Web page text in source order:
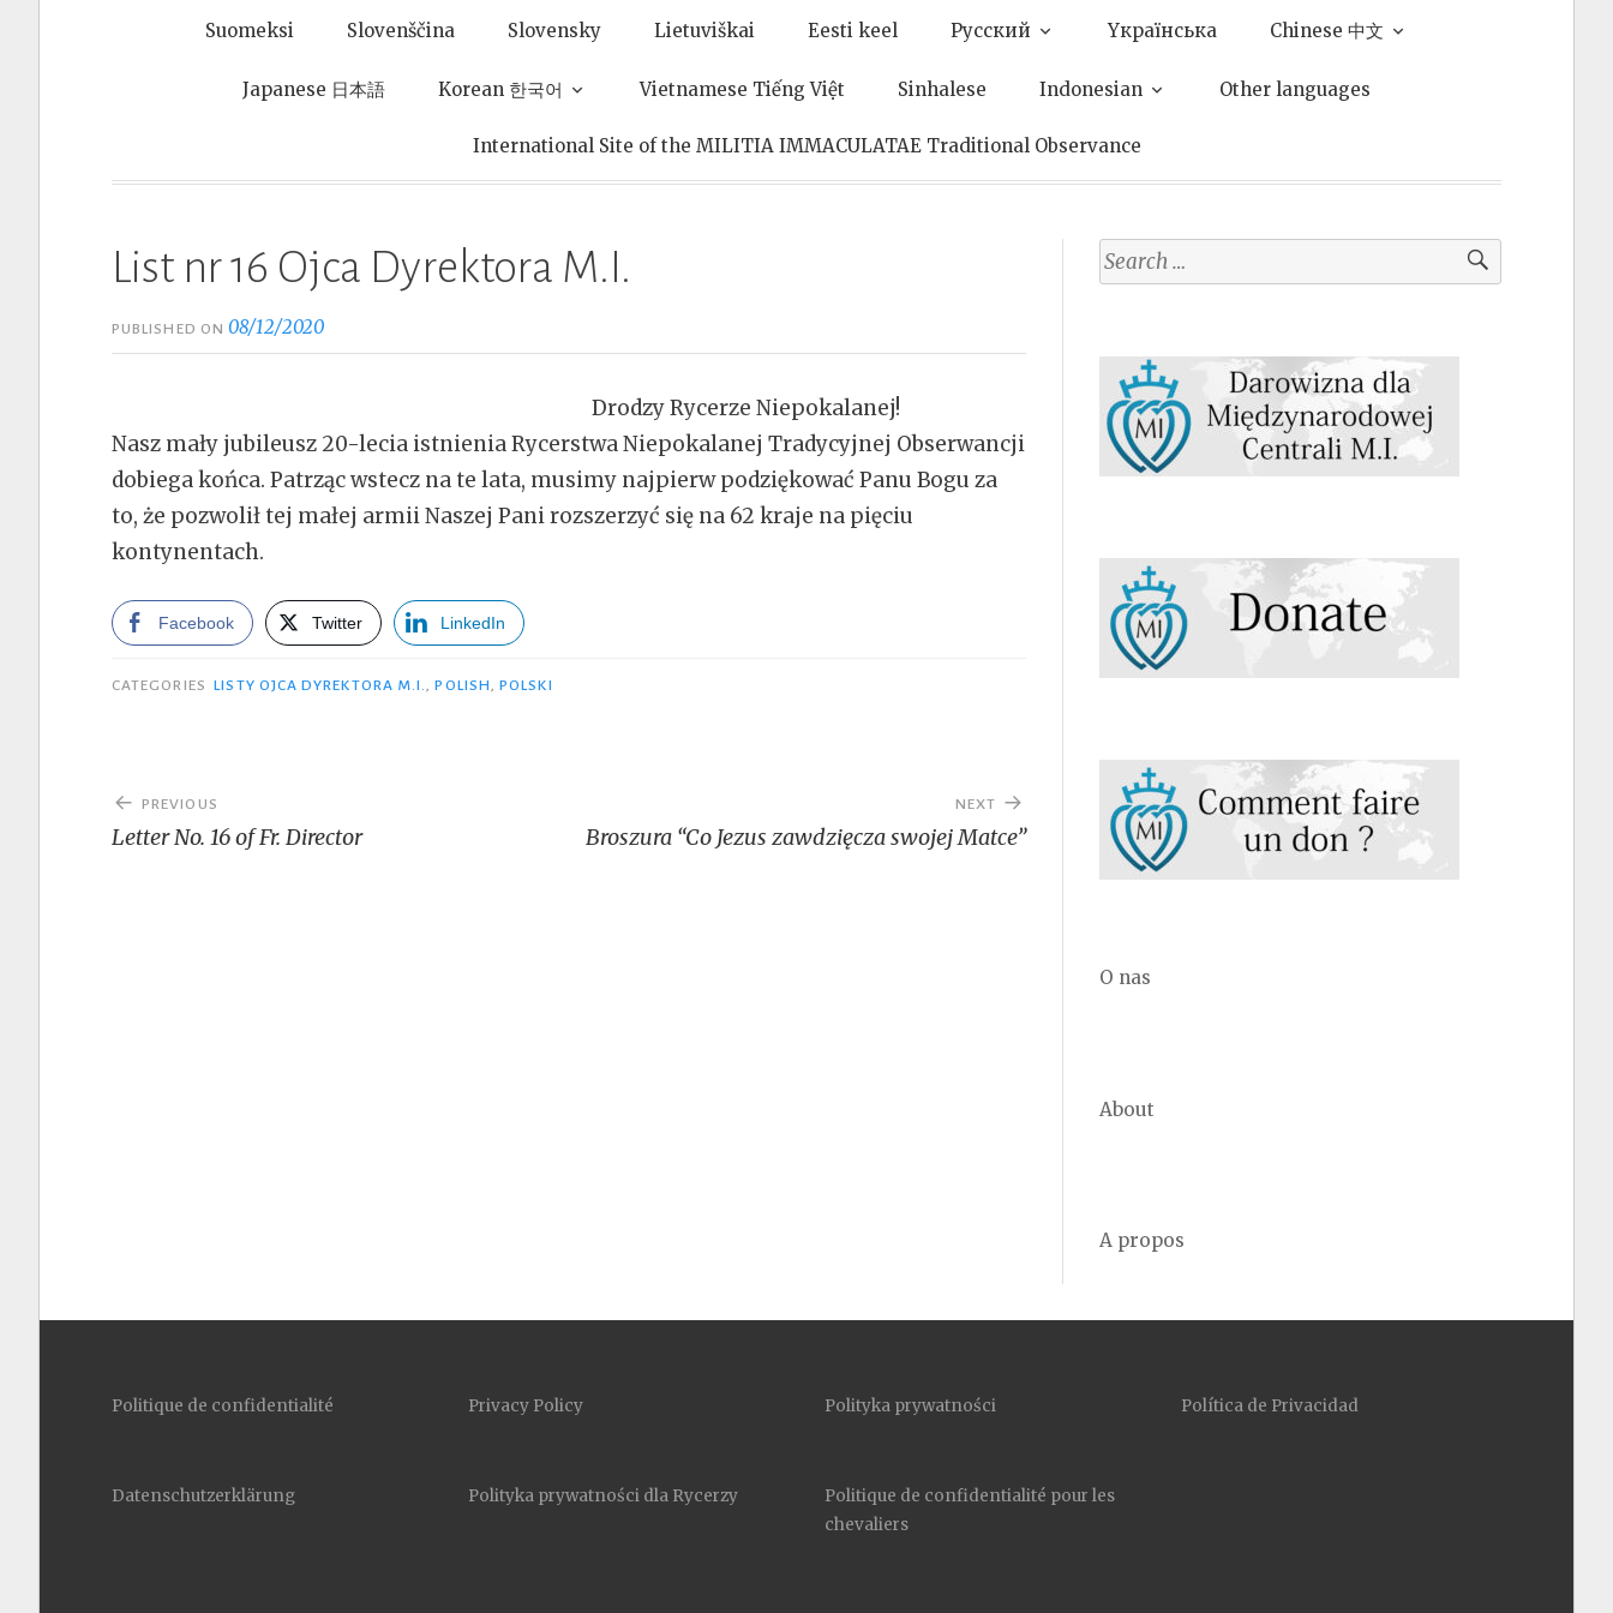
Suomeksi Slovenščina Slovensky Lietuviškai Eesti keel Pусский Yкраїнська Chinese 中文
Japanese 日本語 Korean 한국어 Vietnamese Tiếng Việt Sinhalese Indonesian Other languages
International Site of the MILITIA IMMACULATAE Traditional Observance
List nr 16 Ojca Dyrektora M.I.
PUBLISHED ON08/12/2020
Drodzy Rycerze Niepokalanej!
Nasz mały jubileusz 20-lecia istnienia Rycerstwa Niepokalanej Tradycyjnej Obserwancji
dobiega końca. Patrząc wstecz na te lata, musimy najpierw podziękować Panu Bogu za
to, że pozwolił tej małej armii Naszej Pani rozszerzyć się na 62 kraje na pięciu
kontynentach.
Facebook Twitter LinkedIn
CATEGORIES LISTY OJCA DYREKTORA M.I.,POLISH,POLSKI
Post
navigation
PREVIOUS
Letter No. 16 of Fr. Director
NEXT
Broszura “Co Jezus zawdzięcza swojej Matce”
Search
for:
O nas
About
A propos
Politique de confidentialité Privacy Policy Polityka prywatności Política de Privacidad
Datenschutzerklärung Polityka prywatności dla Rycerzy
Politique de confidentialité pour les
chevaliers